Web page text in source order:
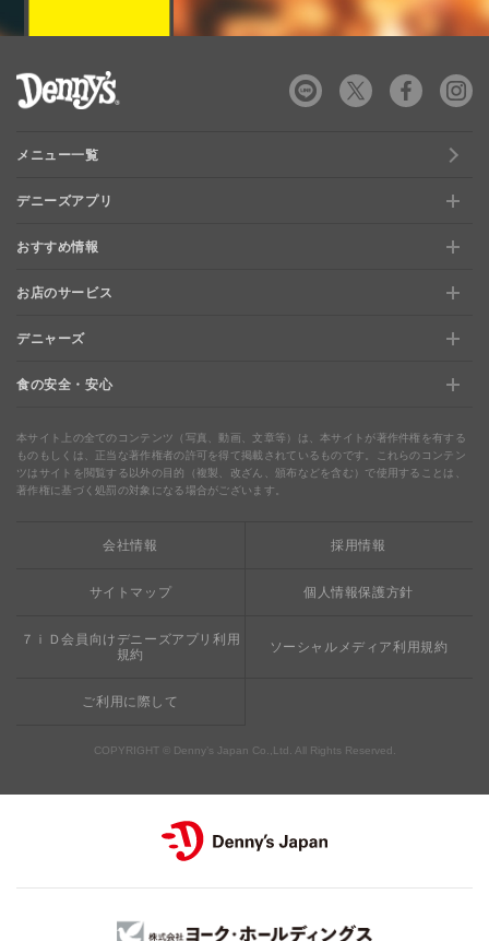
メニュー一覧
デニーズアプリ
新規登録、移行方法について
特典と交換できる！「デニーズポイント」
ステージアップでさらにお得！「ぷに」
最新情報をチェック
おすすめ情報
おすすめ情報
【店舗限定】ドキドキくじ
夏のデニーズめぐり
ウェルネス
完全メシ
お店のサービス
お店のサービス
地域の使える商品券＆子育て支援サービス
ブルーシーフード
ドリンクバー1杯お持ち帰り
デニャーズ
デニャーズ
わくわくファイル
デニャーズまんが
食の安全・安心
食の安全・安心
食の安全・安心への取り組み
本サイト上の全てのコンテンツ（写真、動画、文章等）は、本サイトが著作件権を有する
ものもしくは、正当な著作権者の許可を得て掲載されているものです。これらのコンテン
ツはサイトを閲覧する以外の目的（複製、改ざん、頒布などを含む）で使用することは、
著作権に基づく処罰の対象になる場合がございます。
会社情報 採用情報
サイトマップ 個人情報保護方針
７ｉＤ会員向けデニーズアプリ利用
規約
ソーシャルメディア利用規約
ご利用に際して
COPYRIGHT © Denny’s Japan Co.,Ltd. All Rights Reserved.